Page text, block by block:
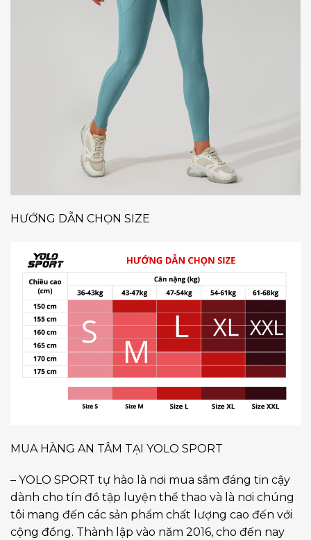
HƯỚNG DẪN CHỌN SIZE
MUA HÀNG AN TÂM TẠI YOLO SPORT
– YOLO SPORT tự hào là nơi mua sắm đáng tin cậy
dành cho tín đồ tập luyện thể thao và là nơi chúng
tôi mang đến các sản phẩm chất lượng cao đến với
cộng đồng. Thành lập vào năm 2016, cho đến nay